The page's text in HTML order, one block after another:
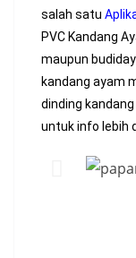
salah satu
PVC Kandang
maupun
kandang ayam
dinding
untuk info lebih